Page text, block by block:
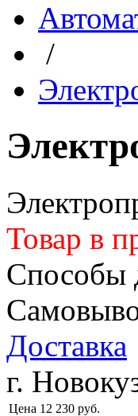
/
Товар в
Способы
Доставка
г.
Цена 12 230 руб.